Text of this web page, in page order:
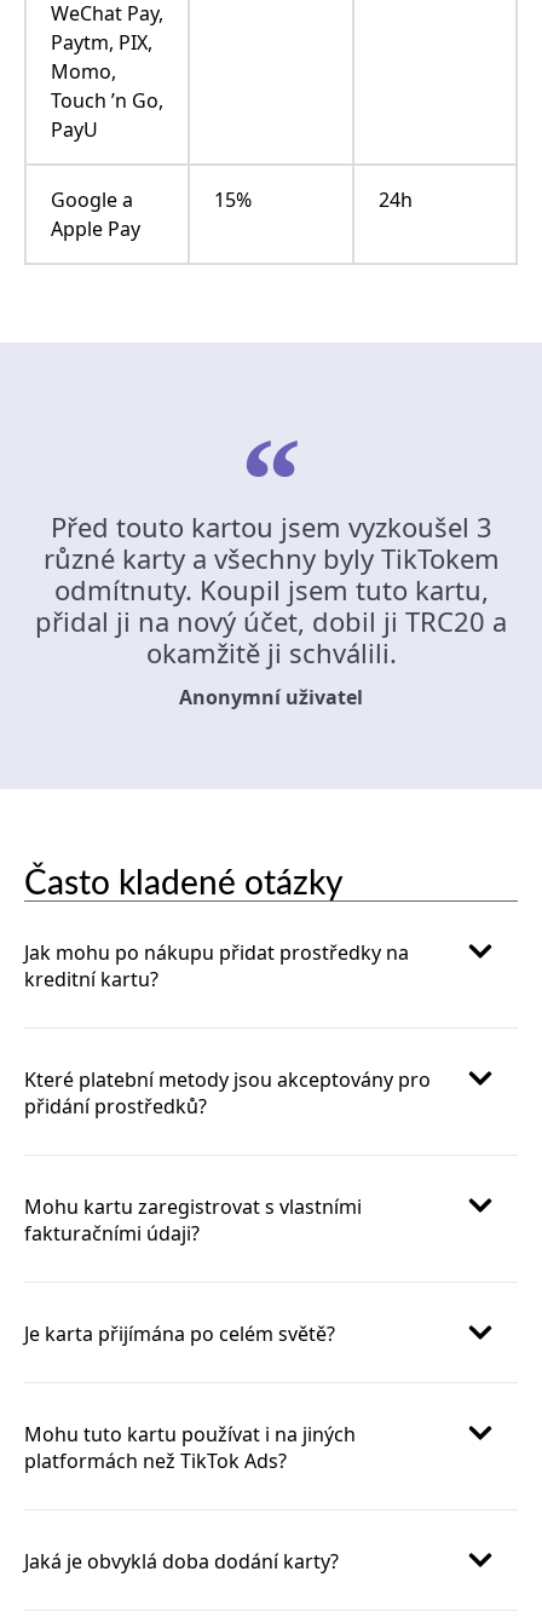
WeChat Pay,
Paytm, PIX,
Momo,
Touch ’n Go,
PayU
Google a
Apple Pay
15% 24h
Před touto kartou jsem vyzkoušel 3
různé karty a všechny byly TikTokem
odmítnuty. Koupil jsem tuto kartu,
přidal ji na nový účet, dobil ji TRC20 a
okamžitě ji schválili.
Anonymní uživatel
Často kladené otázky
Jak mohu po nákupu přidat prostředky na
kreditní kartu?
Které platební metody jsou akceptovány pro
přidání prostředků?
Mohu kartu zaregistrovat s vlastními
fakturačními údaji?
Je karta přijímána po celém světě?
Mohu tuto kartu používat i na jiných
platformách než TikTok Ads?
Jaká je obvyklá doba dodání karty?